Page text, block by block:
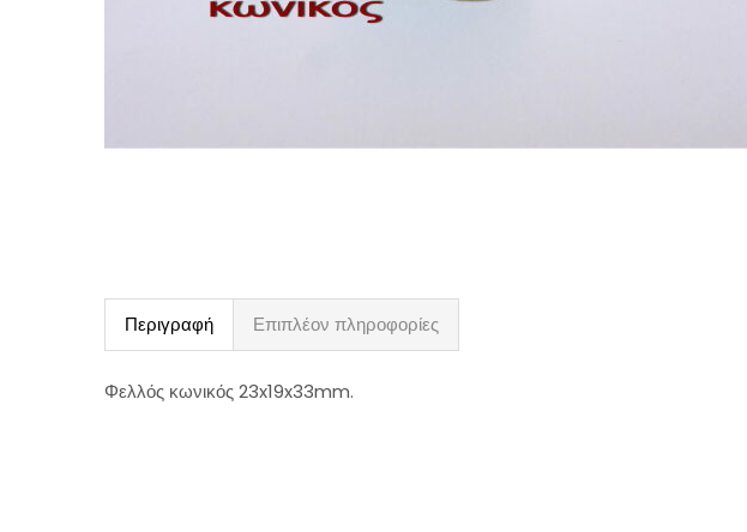
Περιγραφή Επιπλέον πληροφορίες
Φελλός κωνικός 23x19x33mm.